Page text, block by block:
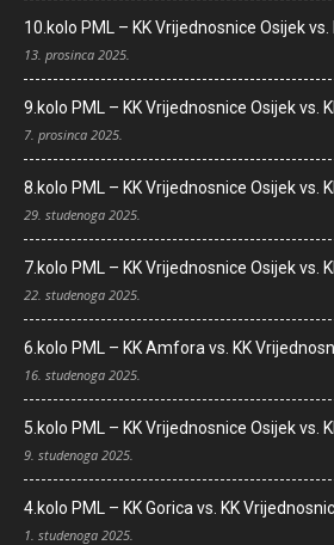
10.kolo PML – KK Vrijednosnice Osijek vs.
13. prosinca 2025.
9.kolo PML – KK Vrijednosnice Osijek vs.
7. prosinca 2025.
8.kolo PML – KK Vrijednosnice Osijek vs.
29. studenoga 2025.
7.kolo PML – KK Vrijednosnice Osijek vs.
22. studenoga 2025.
6.kolo PML – KK Amfora vs. KK
16. studenoga 2025.
5.kolo PML – KK Vrijednosnice Osijek vs.
9. studenoga 2025.
4.kolo PML – KK Gorica vs. KK
1. studenoga 2025.